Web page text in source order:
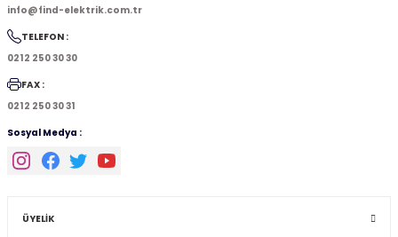
info@find-elektrik.com.tr
TELEFON :
0212 250 30 30
FAX :
0212 250 30 31
Sosyal Medya :
ÜYELİK